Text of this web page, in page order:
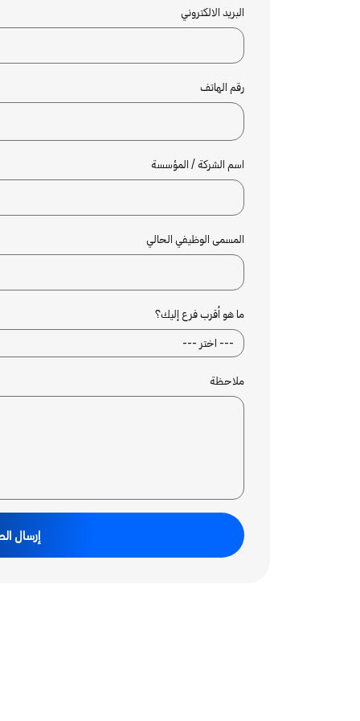
البريد الالكتروني
رقم الهاتف
اسم الشركة / المؤسسة
المسمى الوظيفي الحالي
ما هو أقرب فرع إليك؟
ملاحظة
إرسال